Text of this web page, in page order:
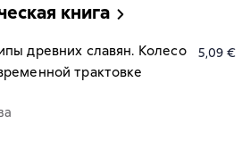
книга
древних славян. Колесо
трактовке
5,09 €